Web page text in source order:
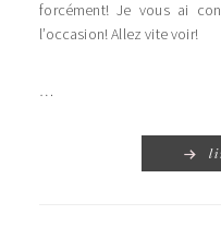
forcément! Je vous ai
l’occasion! Allez vite voir!
…